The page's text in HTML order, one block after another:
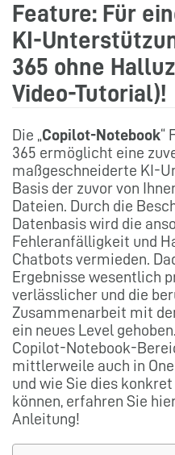
Feature: Für
KI-
365 ohne
Video-Tutorial)!
Die „Copilot-Notebook“
365 ermöglicht eine
maßgeschneiderte KI-
Basis der zuvor von
Dateien. Durch die
Datenbasis wird die
Fehleranfälligkeit und
Chatbots vermieden.
Ergebnisse wesentlich
verlässlicher und die
Zusammenarbeit mit
ein neues Level
Copilot-Notebook-
mittlerweile auch in
und wie Sie dies
können, erfahren Sie
Anleitung!